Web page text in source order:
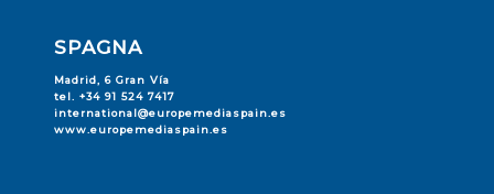
SPAGNA
Madrid, 6 Gran Vía
tel. +34 91 524 7417
international@europemediaspain.es
www.europemediaspain.es